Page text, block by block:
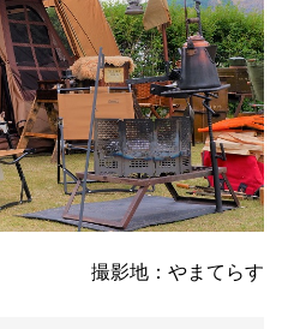
撮影地：やまてらす